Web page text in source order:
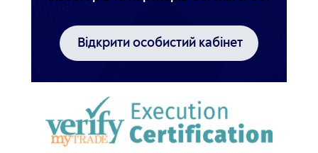
Відкрити особистий кабінет